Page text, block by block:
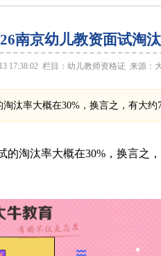
南京幼儿教资面试淘
17:38:02 栏目： 幼儿教师资格证来源：
汰率大概在30%，换言之，有大约
的淘汰率大概在30%，换言之